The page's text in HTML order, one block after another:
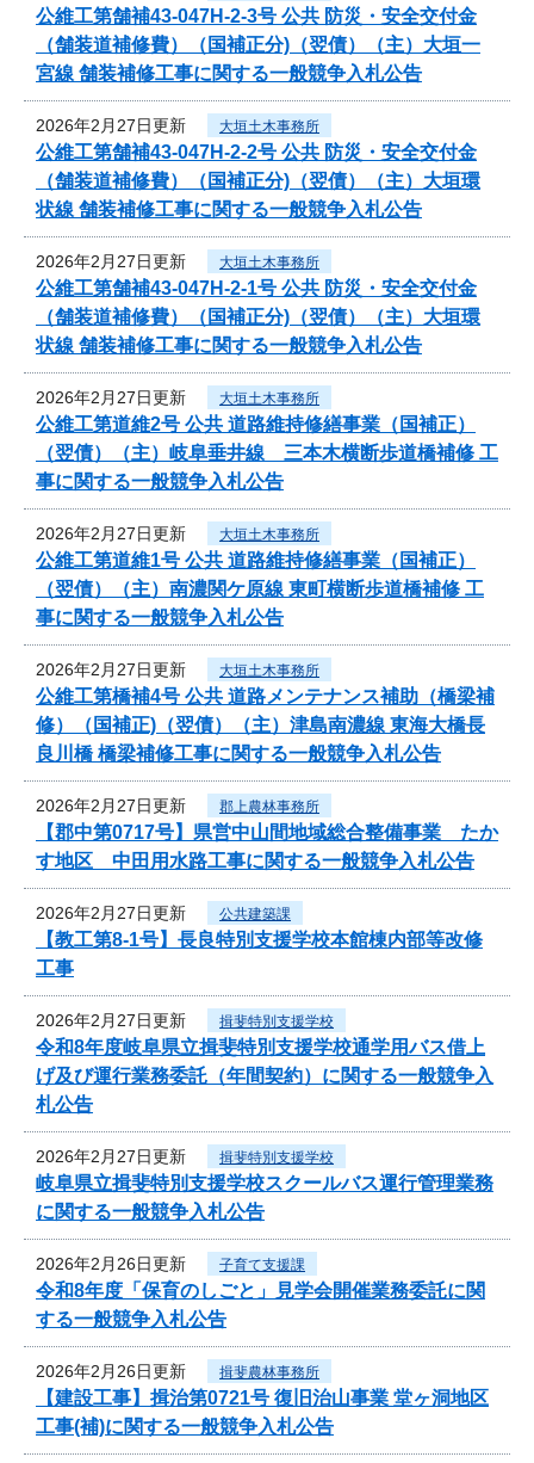
公維工第舗補43-047H-2-3号 公共 防災・安全交付金
（舗装道補修費）（国補正分)（翌債）（主）大垣一
宮線 舗装補修工事に関する一般競争入札公告
2026年2月27日更新 大垣土木事務所
公維工第舗補43-047H-2-2号 公共 防災・安全交付金
（舗装道補修費）（国補正分)（翌債）（主）大垣環
状線 舗装補修工事に関する一般競争入札公告
2026年2月27日更新 大垣土木事務所
公維工第舗補43-047H-2-1号 公共 防災・安全交付金
（舗装道補修費）（国補正分)（翌債）（主）大垣環
状線 舗装補修工事に関する一般競争入札公告
2026年2月27日更新 大垣土木事務所
公維工第道維2号 公共 道路維持修繕事業（国補正）
（翌債）（主）岐阜垂井線 三本木横断歩道橋補修 工
事に関する一般競争入札公告
2026年2月27日更新 大垣土木事務所
公維工第道維1号 公共 道路維持修繕事業（国補正）
（翌債）（主）南濃関ケ原線 東町横断歩道橋補修 工
事に関する一般競争入札公告
2026年2月27日更新 大垣土木事務所
公維工第橋補4号 公共 道路メンテナンス補助（橋梁補
修）（国補正)（翌債）（主）津島南濃線 東海大橋長
良川橋 橋梁補修工事に関する一般競争入札公告
2026年2月27日更新 郡上農林事務所
【郡中第0717号】県営中山間地域総合整備事業 たか
す地区 中田用水路工事に関する一般競争入札公告
2026年2月27日更新 公共建築課
【教工第8-1号】長良特別支援学校本館棟内部等改修
工事
2026年2月27日更新 揖斐特別支援学校
令和8年度岐阜県立揖斐特別支援学校通学用バス借上
げ及び運行業務委託（年間契約）に関する一般競争入
札公告
2026年2月27日更新 揖斐特別支援学校
岐阜県立揖斐特別支援学校スクールバス運行管理業務
に関する一般競争入札公告
2026年2月26日更新 子育て支援課
令和8年度「保育のしごと」見学会開催業務委託に関
する一般競争入札公告
2026年2月26日更新 揖斐農林事務所
【建設工事】揖治第0721号 復旧治山事業 堂ヶ洞地区
工事(補)に関する一般競争入札公告